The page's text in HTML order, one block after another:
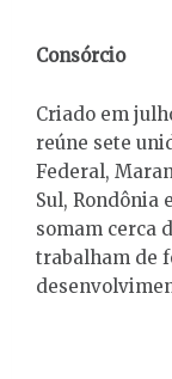
Consórcio
Criado em
reúne sete
Federal,
Sul, Rondônia
somam cerca
trabalham de